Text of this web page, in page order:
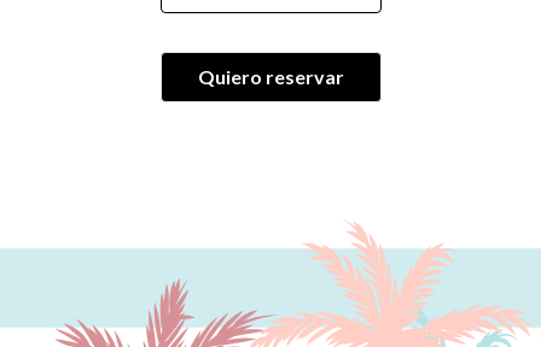
Contacto y reservaciones
Quiero reservar